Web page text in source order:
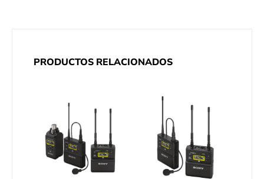
PRODUCTOS RELACIONADOS